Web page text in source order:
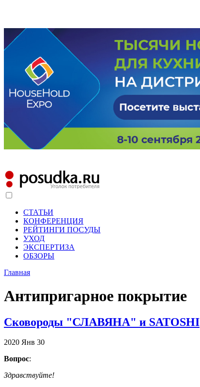
СТАТЬИ
КОНФЕРЕНЦИЯ
РЕЙТИНГИ ПОСУДЫ
УХОД
ЭКСПЕРТИЗА
ОБЗОРЫ
Главная
Антипригарное покрытие
Сковороды "СЛАВЯНА" и SATOSHI
2020 Янв 30
Вопрос:
Здравствуйте!